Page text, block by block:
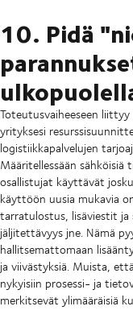
10. Pidä
Toteutusvaiheeseen
yrityksesi
logistiikkapalvelujen
Määritellessään
osallistujat käyttävät
käyttöön uusia mukavia
tarratulostus, lisäviestit ja
jäljitettävyys jne. Nämä
hallitsemattomaan
ja viivästyksiä. Muista,
nykyisiin prosessi- ja
merkitsevät ylimääräisiä